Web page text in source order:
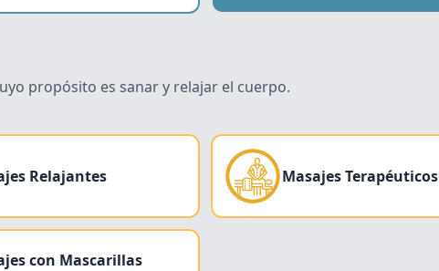
propósito es sanar y relajar el cuerpo.
Relajantes Masajes Terapéuticos
con Mascarillas